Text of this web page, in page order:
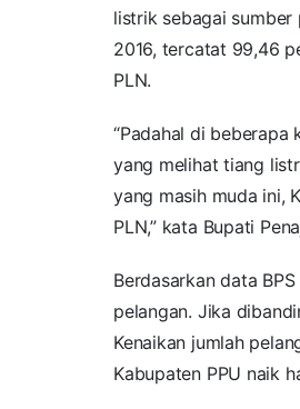
listrik sebagai sumber
2016, tercatat 99,46
PLN.
“Padahal di
yang melihat tiang
yang masih muda ini,
PLN,” kata Bupati
Berdasarkan data
pelangan. Jika
Kenaikan jumlah
Kabupaten PPU naik